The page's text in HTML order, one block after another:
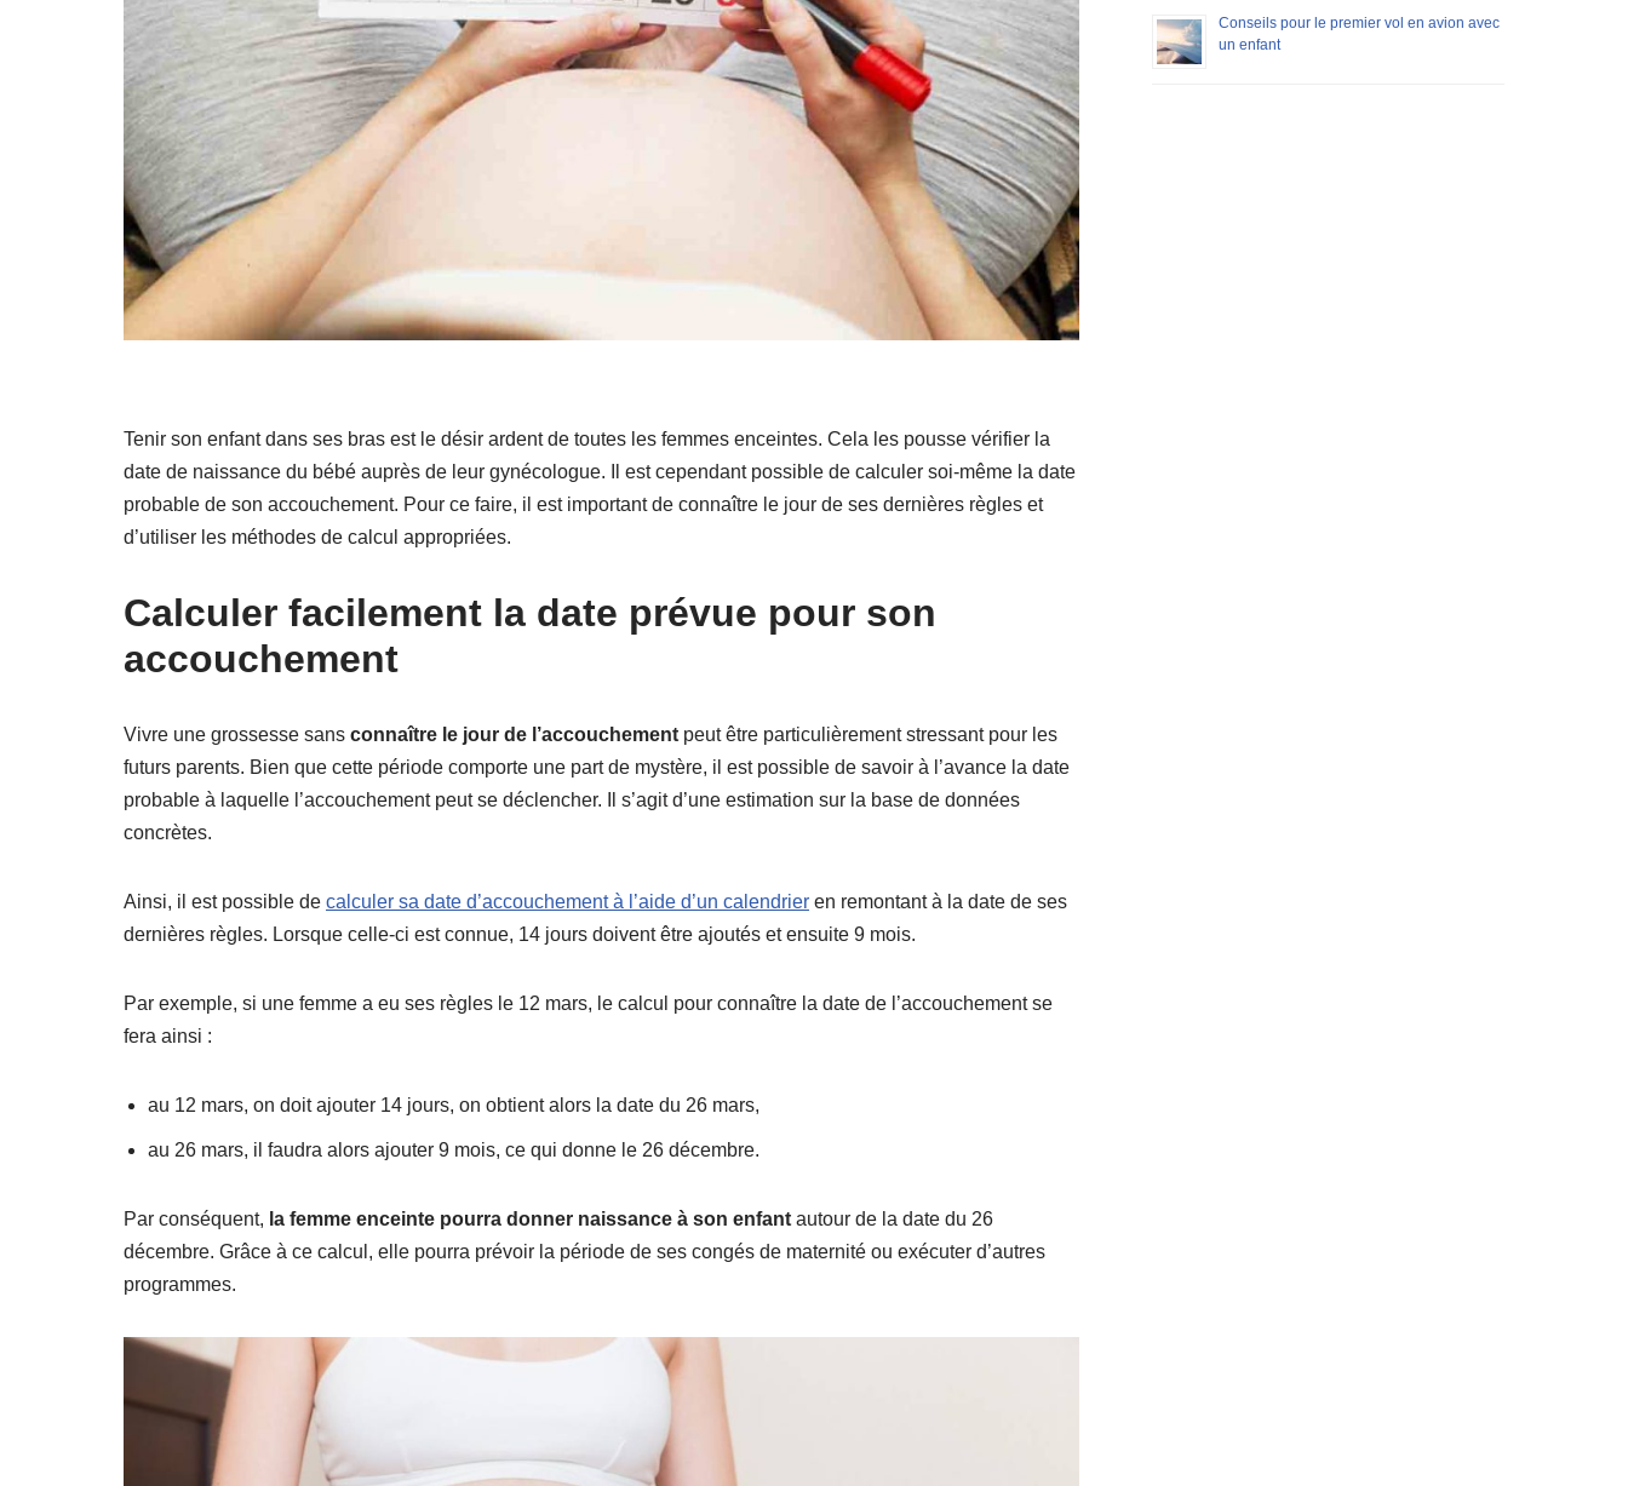
Tenir son enfant dans ses bras est le désir ardent de toutes les femmes enceintes. Cela les pousse vérifier la
date de naissance du bébé auprès de leur gynécologue. Il est cependant possible de calculer soi-même la date
probable de son accouchement. Pour ce faire, il est important de connaître le jour de ses dernières règles et
d’utiliser les méthodes de calcul appropriées.
Calculer facilement la date prévue pour son
accouchement
Vivre une grossesse sans connaître le jour de l’accouchement peut être particulièrement stressant pour les
futurs parents. Bien que cette période comporte une part de mystère, il est possible de savoir à l’avance la date
probable à laquelle l’accouchement peut se déclencher. Il s’agit d’une estimation sur la base de données
concrètes.
Ainsi, il est possible de calculer sa date d’accouchement à l’aide d’un calendrier en remontant à la date de ses
dernières règles. Lorsque celle-ci est connue, 14 jours doivent être ajoutés et ensuite 9 mois.
Par exemple, si une femme a eu ses règles le 12 mars, le calcul pour connaître la date de l’accouchement se
fera ainsi :
au 12 mars, on doit ajouter 14 jours, on obtient alors la date du 26 mars,
au 26 mars, il faudra alors ajouter 9 mois, ce qui donne le 26 décembre.
Par conséquent, la femme enceinte pourra donner naissance à son enfant autour de la date du 26
décembre. Grâce à ce calcul, elle pourra prévoir la période de ses congés de maternité ou exécuter d’autres
programmes.
Conseils pour le premier vol en avion avec
un enfant